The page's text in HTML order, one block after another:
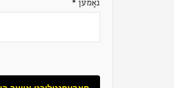
נאָמען *